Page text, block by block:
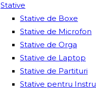
Stative
Stative de Boxe
Stative de Microfon
Stative de Orga
Stative de Laptop
Stative de Partituri
Stative pentru